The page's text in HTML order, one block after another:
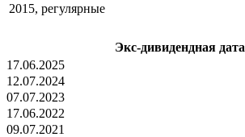
2015, регулярные
Экс-дивидендная дата
17.06.2025
12.07.2024
07.07.2023
17.06.2022
09.07.2021